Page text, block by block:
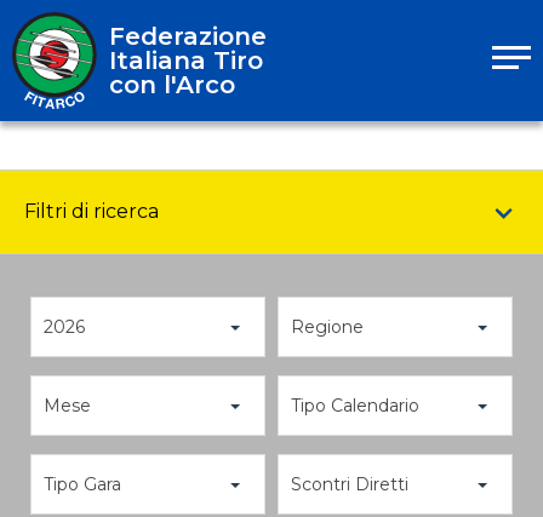
Federazione
Italiana Tiro
con l'Arco
Filtri di ricerca
2026 Regione
Mese Tipo Calendario
Tipo Gara Scontri Diretti